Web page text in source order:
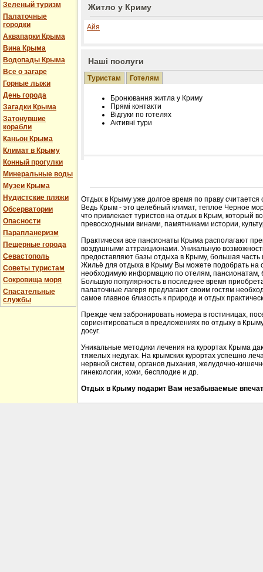
Зеленый туризм
Палаточные
городки
Аквапарки Крыма
Вина Крыма
Водопады Крыма
Все о загаре
Горные лыжи
День города
Загадки Крыма
Затонувшие
корабли
Каньон Крыма
Климат в Крыму
Конный прогулки
Минеральные воды
Музеи Крыма
Нудистские пляжи
Обсерватории
Опасности
Парапланеризм
Пещерные города
Севастополь
Советы туристам
Сокровища моря
Спасательные
службы
Житло у Криму
Айя
Наші послуги
Туристам Готелям
Бронювання житла у Криму
Прямі контакти
Відгуки по готелях
Активні тури
Лічільник відвідувачів
Отдых в Крыму уже долгое время по праву
Ведь Крым - это целебный климат, теплое Черное
что привлекает туристов на отдых в Крым, который
превосходными винами, памятниками истории,
Практически все пансионаты Крыма располагают
воздушными аттракционами. Уникальную
предоставляют базы отдыха в Крыму, большая
Жильё для отдыха в Крыму Вы можете подобрать на
необходимую информацию по отелям, пансионатам,
Большую популярность в последнее время
палаточные лагеря предлагают своим гостям
самое главное близость к природе и отдых
Прежде чем забронировать номера в гостиницах,
сориентироваться в предложениях по отдыху в
досуг.
Уникальные методики лечения на курортах Крыма
тяжелых недугах. На крымских курортах успешно
нервной систем, органов дыхания, желудочно-
гинекологии, кожи, бесплодие и др.
Отдых в Крыму подарит Вам незабываемые